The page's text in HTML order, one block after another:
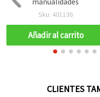
Sku: 401136
Añadir al carrito
CLIENTES